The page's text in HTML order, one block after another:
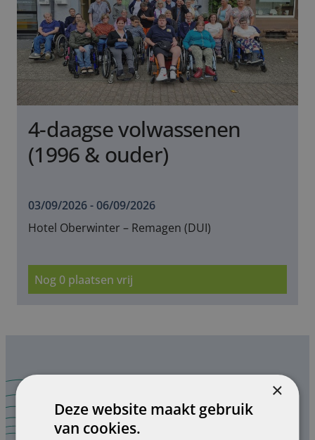
4-daagse volwassenen
(1996 & ouder)
03/09/2026 - 06/09/2026
Hotel Oberwinter – Remagen (DUI)
Nog 0 plaatsen vrij
Schrijf je hier in voor onze
onze nieuwsbrief.
×
Deze website maakt gebruik
van cookies.